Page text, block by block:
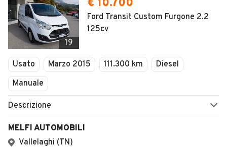
19
€ 10.700
Ford Transit Custom Furgone 2.2
125cv
Usato Marzo 2015 111.300 km
Diesel
Manuale
Descrizione
MELFI AUTOMOBILI
Vallelaghi (TN)